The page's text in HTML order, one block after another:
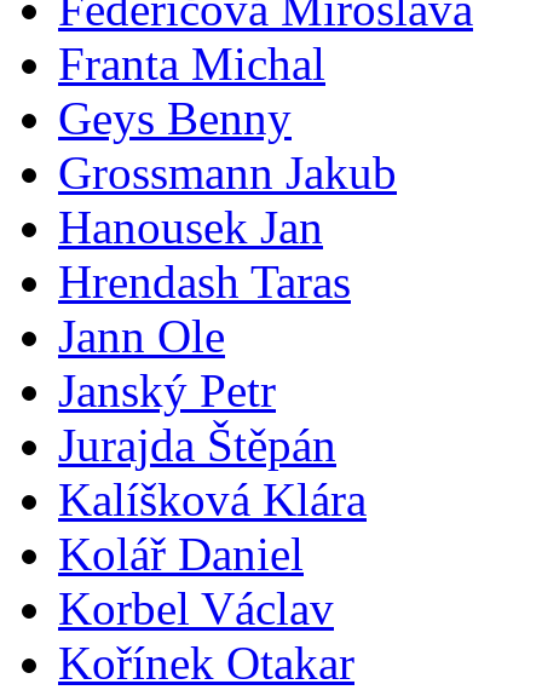
Franta Michal
Geys Benny
Grossmann Jakub
Hanousek Jan
Hrendash Taras
Jann Ole
Janský Petr
Jurajda Štěpán
Kalíšková Klára
Kolář Daniel
Korbel Václav
Kořínek Otakar